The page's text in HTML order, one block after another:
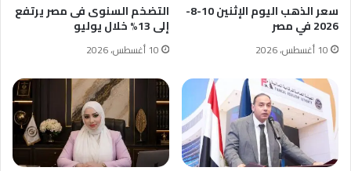
سعر الذهب اليوم الإثنين 10-8-
2026 في مصر
10 أغسطس، 2026
التضخم السنوى فى مصر يرتفع
إلى 13% خلال يوليو
10 أغسطس، 2026